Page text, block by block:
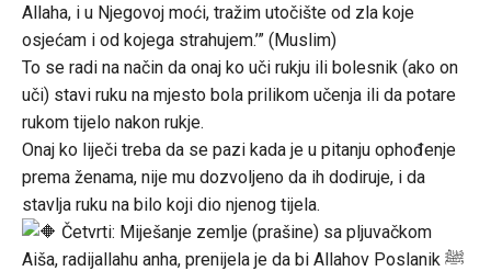
Allaha, i u Njegovoj moći, tražim utočište od zla koje
osjećam i od kojega strahujem.’” (Muslim)
To se radi na način da onaj ko uči rukju ili bolesnik (ako on
uči) stavi ruku na mjesto bola prilikom učenja ili da potare
rukom tijelo nakon rukje.
Onaj ko liječi treba da se pazi kada je u pitanju ophođenje
prema ženama, nije mu dozvoljeno da ih dodiruje, i da
stavlja ruku na bilo koji dio njenog tijela.
Četvrti: Miješanje zemlje (prašine) sa pljuvačkom
Aiša, radijallahu anha, prenijela je da bi Allahov Poslanik ﷺ